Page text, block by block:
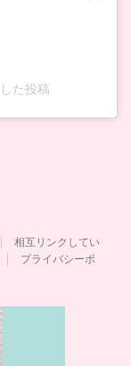
た投稿
相互リンクしてい
プライバシーポ